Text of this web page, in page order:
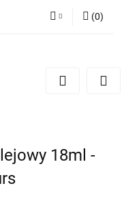
(0)
18ml -